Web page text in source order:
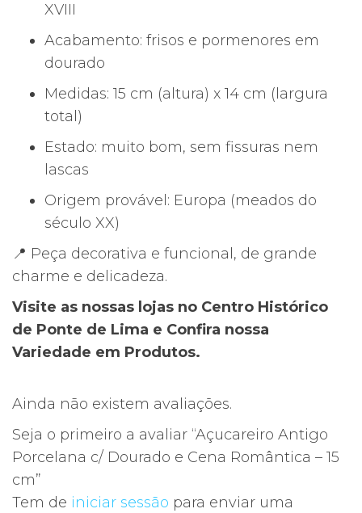
XVIII
Acabamento: frisos e pormenores em
dourado
Medidas: 15 cm (altura) x 14 cm (largura
total)
Estado: muito bom, sem fissuras nem
lascas
Origem provável: Europa (meados do
século XX)
📍 Peça decorativa e funcional, de grande
charme e delicadeza.
Visite as nossas lojas no Centro Histórico
de Ponte de Lima e Confira nossa
Variedade em Produtos.
Ainda não existem avaliações.
Seja o primeiro a avaliar “Açucareiro Antigo
Porcelana c/ Dourado e Cena Romântica – 15
cm”
Tem de iniciar sessão para enviar uma